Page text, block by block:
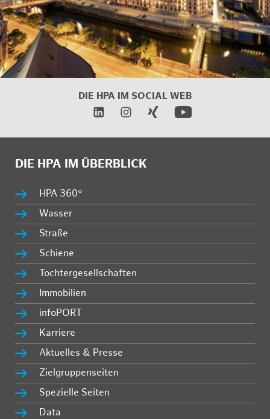
DIE HPA IM SOCIAL WEB
DIE HPA IM ÜBERBLICK
HPA 360°
Wasser
Straße
Schiene
Tochtergesellschaften
Immobilien
infoPORT
Karriere
Aktuelles & Presse
Zielgruppenseiten
Spezielle Seiten
Data